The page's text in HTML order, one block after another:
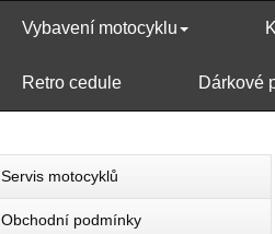
Vybavení motocyklu
Retro cedule Dárkové
Servis motocyklů
Obchodní podmínky